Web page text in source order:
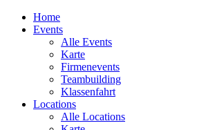
Home
Events
Alle Events
Karte
Firmenevents
Teambuilding
Klassenfahrt
Locations
Alle Locations